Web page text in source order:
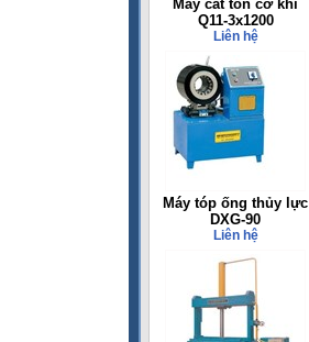
Máy cắt tôn cơ khí
Q11-3x1200
Liên hệ
Máy tóp ống thủy lực
DXG-90
Liên hệ